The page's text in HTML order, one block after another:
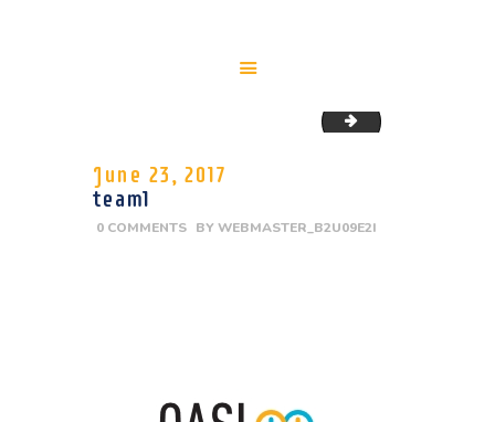
CHI SIAMO
SERVIZI
team2
June 23, 2017
team1
0 COMMENTS BY WEBMASTER_B2U09E2I